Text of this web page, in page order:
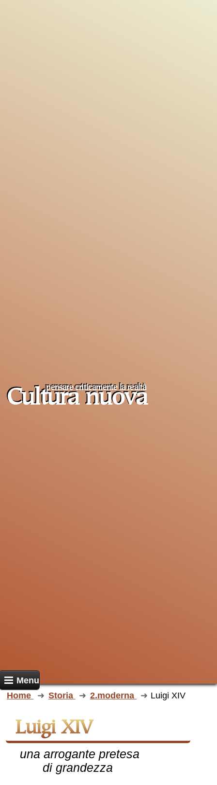
Cultura nuova
pensare criticamente larealtà
Menu
Home
Storia 2.moderna Luigi XIV
Luigi XIV
una arrogante pretesa
di grandezza